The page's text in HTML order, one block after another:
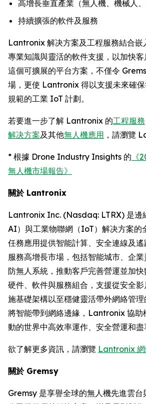
高增長垂直產業（無人機、機械人、
持續擴張的軟件及服務
Lantronix 解决方案及工程服務結合嵌
專業知識與靈活的軟件支援，以加快客
這個可擴展的平台方案，不僅令
場，更使 Lantronix 得以支援未來確
規範的工業 IoT 計劃。
若要進一步了解 Lantronix 的工程服務
解决方案及其他無人機應用 ，請瀏覽
* 根據 Drone Industry Insights 的 《
無人機市場報告》
關於 Lantronix
Lantronix Inc. (Nasdaq: LTRX) 是邊
AI）與工業物聯網（IoT）解决方案的
任務應用提供智能計算、安全連線及
服務高增長市場，包括智能城市、企
防無人系統，推動客戶完善營運並加
硬件、軟件與服務組合，支援從安全
施基礎架構以至穩健靈活帶外網絡管
將智能帶到網絡邊緣，Lantronix 協助
動的世界中高效率運作、安全營運和盡
欲了解更多資訊，請瀏覽 Lantronix
關於 Gremsy
Gremsy 是享譽全球的無人機先進雲台